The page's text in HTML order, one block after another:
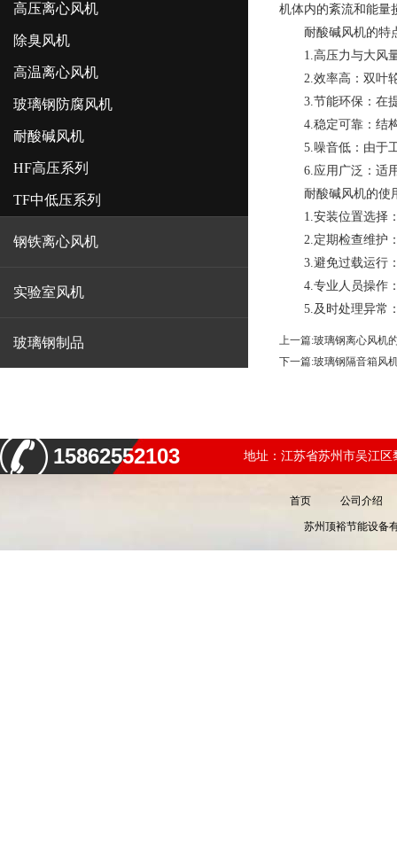
高压离心风机
除臭风机
高温离心风机
玻璃钢防腐风机
耐酸碱风机
HF高压系列
TF中低压系列
钢铁离心风机
实验室风机
玻璃钢制品
机体内的紊流和能量
耐酸碱风机的特
1.高压力与大风量
2.效率高：双叶轮
3.节能环保：在提
4.稳定可靠：结构
5.噪音低：由于工
6.应用广泛：适用
耐酸碱风机的使
1.安装位置选择：
2.定期检查维护：
3.避免过载运行：
4.专业人员操作：
5.及时处理异常：
上一篇:玻璃钢离心风机
下一篇:玻璃钢隔音箱风
15862552103 地址：江苏省苏州市吴江区
首页 公司介绍
苏州顶裕节能设备